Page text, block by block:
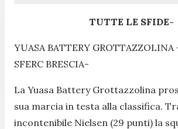
TUTTE LE SFIDE-
YUASA BATTERY
SFERC BRESCIA-
La Yuasa Battery Grottazzolina
sua marcia in testa alla classifica.
incontenibile Nielsen (29 punti) la